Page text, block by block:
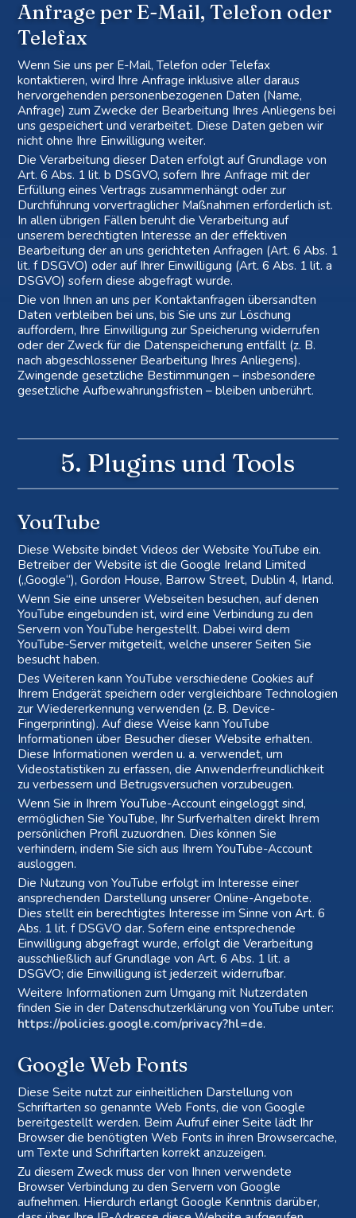
Anfrage per E-Mail, Telefon oder
Telefax
Wenn Sie uns per E-Mail, Telefon oder Telefax
kontaktieren, wird Ihre Anfrage inklusive aller daraus
hervorgehenden personenbezogenen Daten (Name,
Anfrage) zum Zwecke der Bearbeitung Ihres Anliegens bei
uns gespeichert und verarbeitet. Diese Daten geben wir
nicht ohne Ihre Einwilligung weiter.
Die Verarbeitung dieser Daten erfolgt auf Grundlage von
Art. 6 Abs. 1 lit. b DSGVO, sofern Ihre Anfrage mit der
Erfüllung eines Vertrags zusammenhängt oder zur
Durchführung vorvertraglicher Maßnahmen erforderlich ist.
In allen übrigen Fällen beruht die Verarbeitung auf
unserem berechtigten Interesse an der effektiven
Bearbeitung der an uns gerichteten Anfragen (Art. 6 Abs. 1
lit. f DSGVO) oder auf Ihrer Einwilligung (Art. 6 Abs. 1 lit. a
DSGVO) sofern diese abgefragt wurde.
Die von Ihnen an uns per Kontaktanfragen übersandten
Daten verbleiben bei uns, bis Sie uns zur Löschung
auffordern, Ihre Einwilligung zur Speicherung widerrufen
oder der Zweck für die Datenspeicherung entfällt (z. B.
nach abgeschlossener Bearbeitung Ihres Anliegens).
Zwingende gesetzliche Bestimmungen – insbesondere
gesetzliche Aufbewahrungsfristen – bleiben unberührt.
5. Plugins und Tools
YouTube
Diese Website bindet Videos der Website YouTube ein.
Betreiber der Website ist die Google Ireland Limited
(„Google“), Gordon House, Barrow Street, Dublin 4, Irland.
Wenn Sie eine unserer Webseiten besuchen, auf denen
YouTube eingebunden ist, wird eine Verbindung zu den
Servern von YouTube hergestellt. Dabei wird dem
YouTube-Server mitgeteilt, welche unserer Seiten Sie
besucht haben.
Des Weiteren kann YouTube verschiedene Cookies auf
Ihrem Endgerät speichern oder vergleichbare Technologien
zur Wiedererkennung verwenden (z. B. Device-
Fingerprinting). Auf diese Weise kann YouTube
Informationen über Besucher dieser Website erhalten.
Diese Informationen werden u. a. verwendet, um
Videostatistiken zu erfassen, die Anwenderfreundlichkeit
zu verbessern und Betrugsversuchen vorzubeugen.
Wenn Sie in Ihrem YouTube-Account eingeloggt sind,
ermöglichen Sie YouTube, Ihr Surfverhalten direkt Ihrem
persönlichen Profil zuzuordnen. Dies können Sie
verhindern, indem Sie sich aus Ihrem YouTube-Account
ausloggen.
Die Nutzung von YouTube erfolgt im Interesse einer
ansprechenden Darstellung unserer Online-Angebote.
Dies stellt ein berechtigtes Interesse im Sinne von Art. 6
Abs. 1 lit. f DSGVO dar. Sofern eine entsprechende
Einwilligung abgefragt wurde, erfolgt die Verarbeitung
ausschließlich auf Grundlage von Art. 6 Abs. 1 lit. a
DSGVO; die Einwilligung ist jederzeit widerrufbar.
Weitere Informationen zum Umgang mit Nutzerdaten
finden Sie in der Datenschutzerklärung von YouTube unter:
https://policies.google.com/privacy?hl=de.
Google Web Fonts
Diese Seite nutzt zur einheitlichen Darstellung von
Schriftarten so genannte Web Fonts, die von Google
bereitgestellt werden. Beim Aufruf einer Seite lädt Ihr
Browser die benötigten Web Fonts in ihren Browsercache,
um Texte und Schriftarten korrekt anzuzeigen.
Zu diesem Zweck muss der von Ihnen verwendete
Browser Verbindung zu den Servern von Google
aufnehmen. Hierdurch erlangt Google Kenntnis darüber,